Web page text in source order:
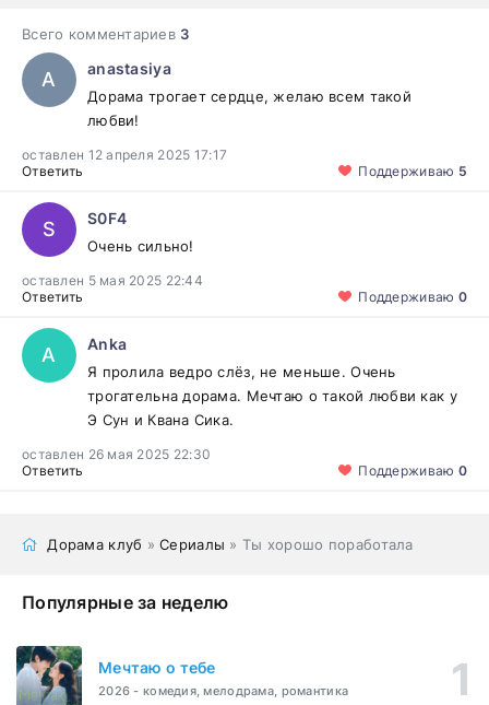
Всего комментариев 3
A anastasiya
Дорама трогает сердце, желаю всем такой
любви!
оставлен 12 апреля 2025 17:17
Ответить
Поддерживаю 5
S S0F4
Очень сильно!
оставлен 5 мая 2025 22:44
Ответить
Поддерживаю 0
A Anka
Я пролила ведро слёз, не меньше. Очень
трогательна дорама. Мечтаю о такой любви как у
Э Сун и Квана Сика.
оставлен 26 мая 2025 22:30
Ответить
Поддерживаю 0
Дорама клуб »Сериалы » Ты хорошо поработала
Популярные за неделю
Мечтаю о тебе
2026 - комедия, мелодрама, романтика